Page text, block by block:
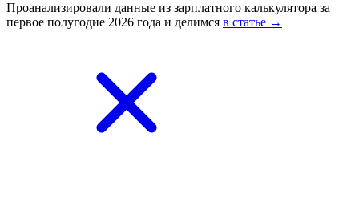
Проанализировали данные из зарплатного калькулятора за
первое полугодие 2026 года и делимся в статье →